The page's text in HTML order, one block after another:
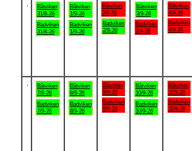
Båtviken
31/8-26
Badviken
31/8-26
Båtviken
1/9-26
Badviken
1/9-26
Båtviken
2/9-26
Badviken
2/9-26
Båtviken
3/9-26
Badviken
3/9-26
Båtviken
4/9-26
Badviken
4/9-26
Båtviken
7/9-26
Badviken
7/9-26
Båtviken
8/9-26
Badviken
8/9-26
Båtviken
9/9-26
Badviken
9/9-26
Båtviken
10/9-26
Badviken
10/9-26
Båtviken
11/9-26
Badviken
11/9-26